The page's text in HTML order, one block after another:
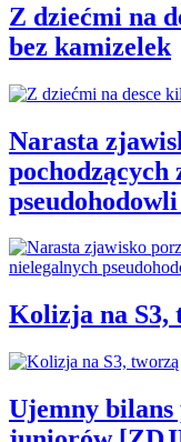
Z dziećmi na
bez kamizelek
Narasta
pochodzących
Kolizja na S3,
Ujemny bilans